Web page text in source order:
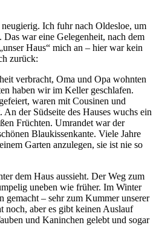
Ich fuhr nach Oldesloe, um
Das war eine Gelegenheit, nach dem
unser Haus
mich an – hier war kein
zurück:
verbracht, Oma und Opa wohnten
haben wir im Keller geschlafen.
waren mit Cousinen und
der Südseite des Hauses wuchs ein
Früchten. Umrandet war der
Blaukissenkante. Viele Jahre
Garten anzulegen, sie ist nie so
dem Haus aussieht. Der Weg zum
uneben wie früher. Im Winter
gemacht – sehr zum Kummer unserer
noch, aber es gibt keinen Auslauf
und Kaninchen gelebt und sogar